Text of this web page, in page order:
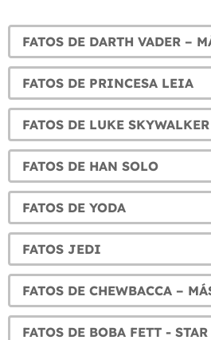
FATOS DE PRINCESA LEIA
FATOS DE LUKE SKYWALKER
FATOS DE HAN SOLO
FATOS DE YODA
FATOS JEDI
FATOS DE BOBA FETT - STAR